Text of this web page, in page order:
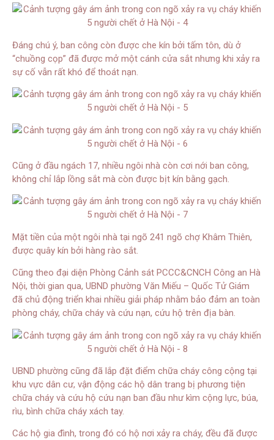
Đáng chú ý, ban công còn được che kín bởi tấm tôn, dù ở
“chuồng cọp” đã được mở một cánh cửa sắt nhưng khi xảy ra
sự cố vẫn rất khó để thoát nạn.
Cũng ở đầu ngách 17, nhiều ngôi nhà còn cơi nới ban công,
không chỉ lắp lồng sắt mà còn được bịt kín bằng gạch.
Mặt tiền của một ngôi nhà tại ngõ 241 ngõ chợ Khâm Thiên,
được quây kín bởi hàng rào sắt.
Cũng theo đại diện Phòng Cảnh sát PCCC&CNCH Công an Hà
Nội, thời gian qua, UBND phường Văn Miếu – Quốc Tử Giám
đã chủ động triển khai nhiều giải pháp nhằm bảo đảm an toàn
phòng cháy, chữa cháy và cứu nạn, cứu hộ trên địa bàn.
UBND phường cũng đã lắp đặt điểm chữa cháy công cộng tại
khu vực dân cư, vận động các hộ dân trang bị phương tiện
chữa cháy và cứu hộ cứu nạn ban đầu như kìm cộng lực, búa,
rìu, bình chữa cháy xách tay.
Các hộ gia đình, trong đó có hộ nơi xảy ra cháy, đều đã được